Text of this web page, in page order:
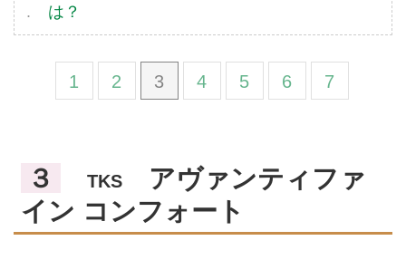
は？
1 2 3 4 5 6 7
３ TKSアヴァンティファ
イン コンフォート